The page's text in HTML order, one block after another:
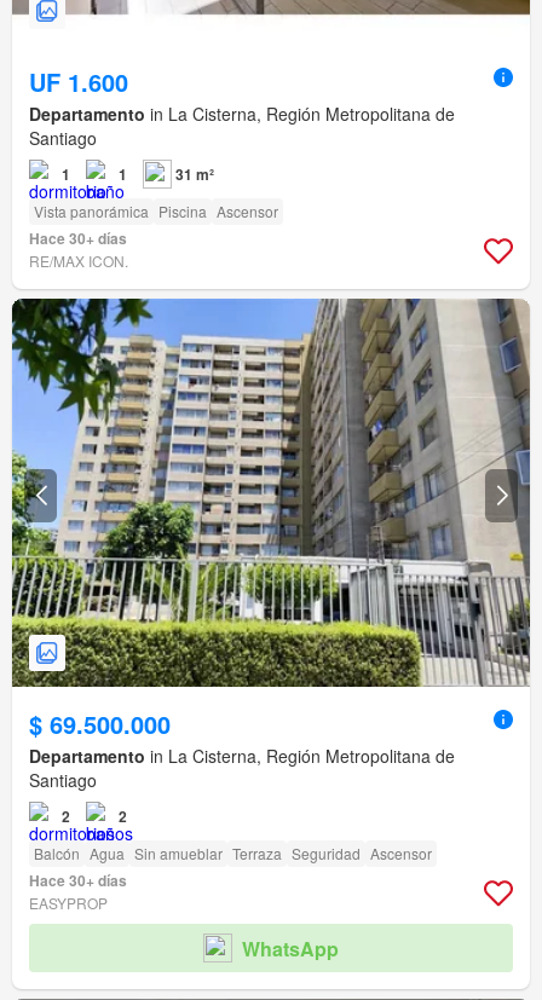
UF 1.600
Departamento in La Cisterna, Región Metropolitana de
Santiago
1 1 31 m²
Vista panorámica Piscina Ascensor
Hace 30+ días
RE/MAX ICON.
$ 69.500.000
Departamento in La Cisterna, Región Metropolitana de
Santiago
2 2
Balcón Agua Sin amueblar Terraza Seguridad Ascensor
Hace 30+ días
EASYPROP
WhatsApp